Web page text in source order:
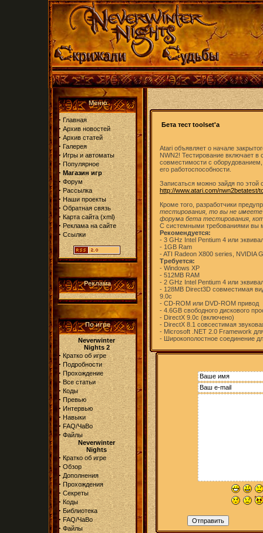
Меню
· Главная
· Архив новостей
· Архив статей
· Галерея
· Игры и автоматы
· Популярное
· Магазин игр
· Форум
· Рассылка
· Наши проекты
· Обратная связь
· Карта сайта(xml)
· Реклама на сайте
· Ссылки
Реклама
По игре
Neverwinter
Nights 2
· Кратко об игре
· Подробности
· Прохождение
· Все статьи
· Коды
· Превью
· Интервью
· Навыки
· FAQ/ЧаВо
· Файлы
Neverwinter
Nights
· Кратко об игре
· Обзор
· Дополнения
· Прохождения
· Секреты
· Коды
· Библиотека
· FAQ/ЧаВо
· Файлы
Бета тест toolset'а
Atari объявляет о начале
NWN2! Тестирование включает в
совместимости с
его работоспособности.
Записаться можно зайдя по этой
http://www.atari.com/nwn2betatest/
Кроме того, разработчики
тестирования, то вы не имеете
форума бета тестирования,
С системными требованиями вы
Рекомендуется:
- 3 GHz Intel Pentium 4 или
- 1GB Ram
- ATI Radeon X800 series, NVIDIA
Требуется:
- Windows XP
- 512MB RAM
- 2 GHz Intel Pentium 4 или
- 128MB Direct3D совместимая
9.0c
- CD-ROM или DVD-ROM привод
- 4.6GB свободного дискового
- DirectX 9.0c (включено)
- DirectX 8.1 совсестимая
- Microsoft .NET 2.0 Framework
- Широкополостное соединение